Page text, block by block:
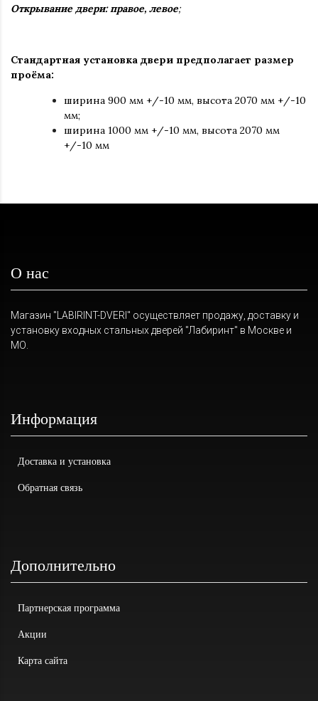
Открывание двери: правое, левое;
Стандартная установка двери предполагает размер
проёма:
ширина 900 мм +/-10 мм, высота 2070 мм +/-10
мм;
ширина 1000 мм +/-10 мм, высота 2070 мм
+/-10 мм
О нас
Магазин "LABIRINT-DVERI" осуществляет продажу, доставку и
установку входных стальных дверей "Лабиринт" в Москве и
МО.
Информация
Доставка и установка
Обратная связь
Дополнительно
Партнерская программа
Акции
Карта сайта